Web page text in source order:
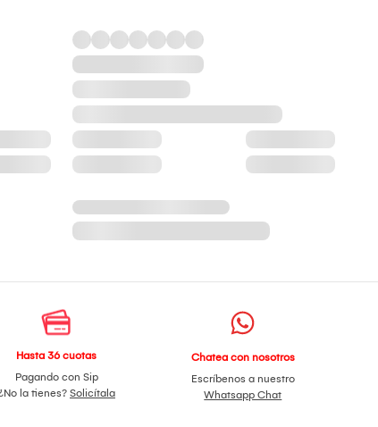
Hasta 36 cuotas
Pagando con Sip
la tienes? Solicítala
Chatea con nosotros
Escríbenos a nuestro
Whatsapp Chat